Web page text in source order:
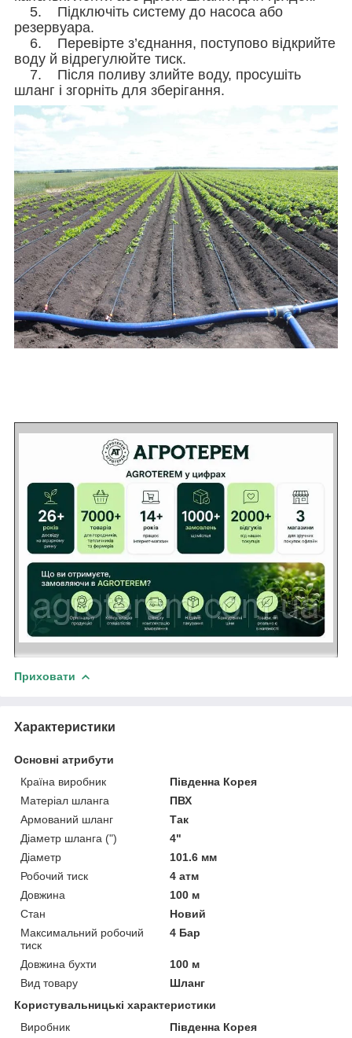
5. Підключіть систему до насоса або
резервуара.
6. Перевірте з’єднання, поступово відкрийте
воду й відрегулюйте тиск.
7. Після поливу злийте воду, просушіть
шланг і згорніть для зберігання.
Приховати
Характеристики
Основні атрибути
Країна виробник
Південна Корея
Матеріал шланга
ПВХ
Армований шланг
Так
Діаметр шланга (")
4"
Діаметр
101.6 мм
Робочий тиск
4 атм
Довжина
100 м
Стан
Новий
Максимальний робочий
тиск
4 Бар
Довжина бухти
100 м
Вид товару
Шланг
Користувальницькі характеристики
Виробник
Південна Корея